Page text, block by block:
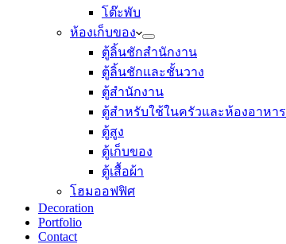
โต๊ะพับ
ห้องเก็บของ
ตู้ลิ้นชักสำนักงาน
ตู้ลิ้นชักและชั้นวาง
ตู้สำนักงาน
ตู้สำหรับใช้ในครัวและห้องอาหาร
ตู้สูง
ตู้เก็บของ
ตู้เสื้อผ้า
โฮมออฟฟิศ
Decoration
Portfolio
Contact